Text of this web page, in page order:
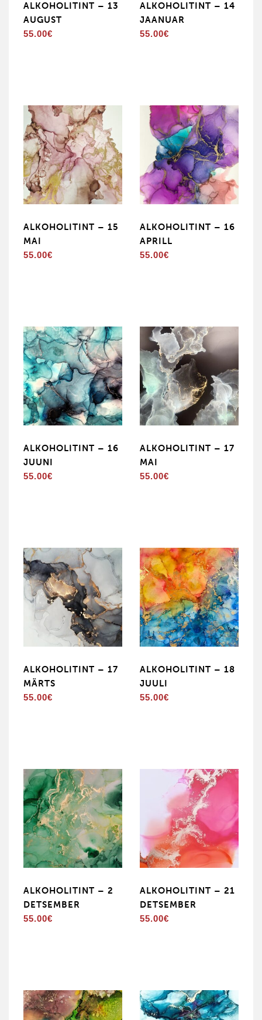
ALKOHOLITINT – 13
AUGUST
55.00€
ALKOHOLITINT – 14
JAANUAR
55.00€
ALKOHOLITINT – 15
MAI
55.00€
ALKOHOLITINT – 16
APRILL
55.00€
ALKOHOLITINT – 16
JUUNI
55.00€
ALKOHOLITINT – 17
MAI
55.00€
ALKOHOLITINT – 17
MÄRTS
55.00€
ALKOHOLITINT – 18
JUULI
55.00€
ALKOHOLITINT – 2
DETSEMBER
55.00€
ALKOHOLITINT – 21
DETSEMBER
55.00€